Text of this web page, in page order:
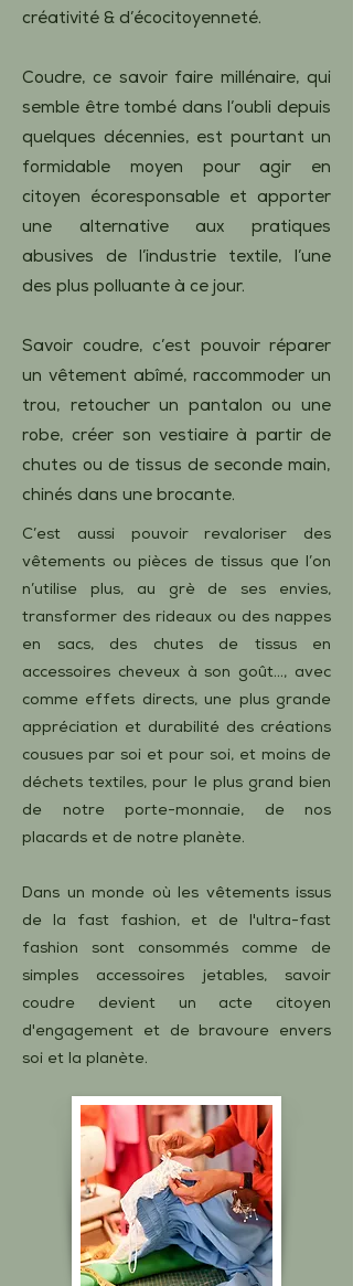
créativité & d’écocitoyenneté.
Coudre, ce savoir faire millénaire, qui
semble être tombé dans l’oubli depuis
quelques décennies, est pourtant un
formidable moyen pour agir en
citoyen écoresponsable et apporter
une alternative aux pratiques
abusives de l’industrie textile, l’une
des plus polluante à ce jour.
Savoir coudre, c’est pouvoir réparer
un vêtement abîmé, raccommoder un
trou, retoucher un pantalon ou une
robe, créer son vestiaire à partir de
chutes ou de tissus de seconde main,
chinés dans une brocante.
C’est aussi pouvoir revaloriser des
vêtements ou pièces de tissus que l’on
n’utilise plus, au grè de ses envies,
transformer des rideaux ou des nappes
en sacs, des chutes de tissus en
accessoires cheveux à son goût..., avec
comme effets directs, une plus grande
appréciation et durabilité des créations
cousues par soi et pour soi, et moins de
déchets textiles, pour le plus grand bien
de notre porte-monnaie, de nos
placards et de notre planète.
Dans un monde où les vêtements issus
de la fast fashion, et de l'ultra-fast
fashion sont consommés comme de
simples accessoires jetables, savoir
coudre devient un acte citoyen
d'engagement et de bravoure envers
soi et la planète.